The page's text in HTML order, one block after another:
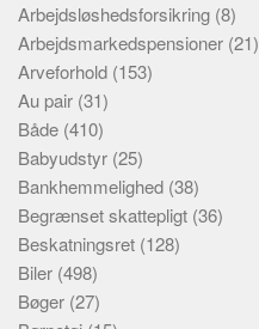
Arbejdsløshedsforsikring (8)
Arbejdsmarkedspensioner (21)
Arveforhold (153)
Au pair (31)
Både (410)
Babyudstyr (25)
Bankhemmelighed (38)
Begrænset skattepligt (36)
Beskatningsret (128)
Biler (498)
Bøger (27)